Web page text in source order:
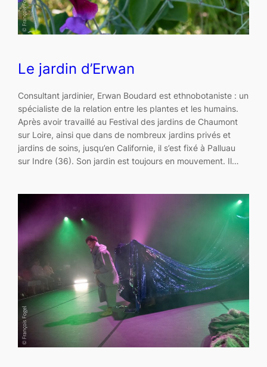
Le jardin d’Erwan
Consultant jardinier, Erwan Boudard est ethnobotaniste : un
spécialiste de la relation entre les plantes et les humains.
Après avoir travaillé au Festival des jardins de Chaumont
sur Loire, ainsi que dans de nombreux jardins privés et
jardins de soins, jusqu’en Californie, il s’est fixé à Palluau
sur Indre (36). Son jardin est toujours en mouvement. Il…